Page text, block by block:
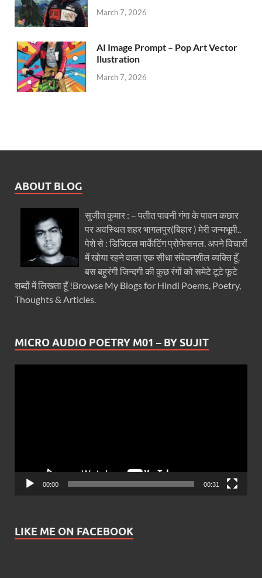
March 7, 2026
AI Image Prompt – Pop Art Vector
Ilustration
March 7, 2026
ABOUT BLOG
सुजीत कुमार : – पतीत पावनी गंगा के पावन कछार
पर अवस्थित शहर भागलपुर(बिहार ) मेरी जन्मभूमी..
पेशे से : डिजिटल मार्केटिंग प्रोफेसनल. अपने विचारों
में खोया रहने वाला एक सीधा संवेदनशील व्यक्ति हूँ.
बस बहुरंगी जिन्दगी की कुछ रंगों को समेटे टूटे फूटे
शब्दों में लिखता हूँ !Browse My Blogs for Hindi Poems, Poetry,
Thoughts & Articles.
MICRO AUDIO POETRY M01 – BY SUJIT
00:00 00:31
LIKE ME ON FACEBOOK